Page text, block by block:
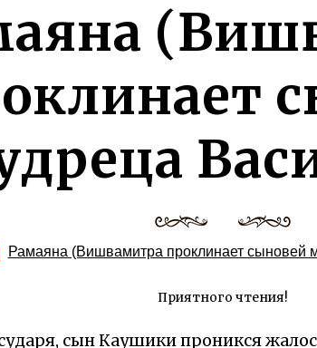
Рамаяна (Вишвамитра проклинает сыновей
Приятного чтения!
сын Каушики проникся